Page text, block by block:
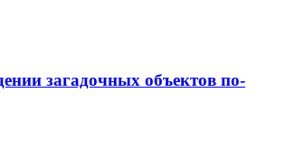
загадочных объектов по-